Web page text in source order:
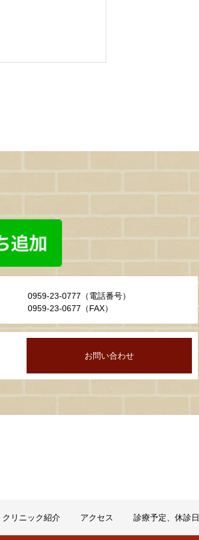
お問い合わせ
0959-23-0777（電話番号）
0959-23-0677（FAX）
クリニック紹介 アクセス 診療予定、休診日